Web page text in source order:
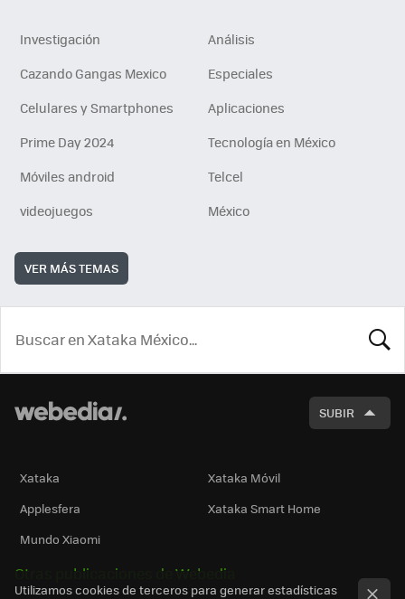
Investigación
Análisis
Cazando Gangas Mexico
Especiales
Celulares y Smartphones
Aplicaciones
Prime Day 2024
Tecnología en México
Móviles android
Telcel
videojuegos
México
VER MÁS TEMAS
SUBIR
Xataka
Xataka Móvil
Applesfera
Xataka Smart Home
Mundo Xiaomi
Otras publicaciones de Webedia
Utilizamos cookies de terceros para generar estadísticas